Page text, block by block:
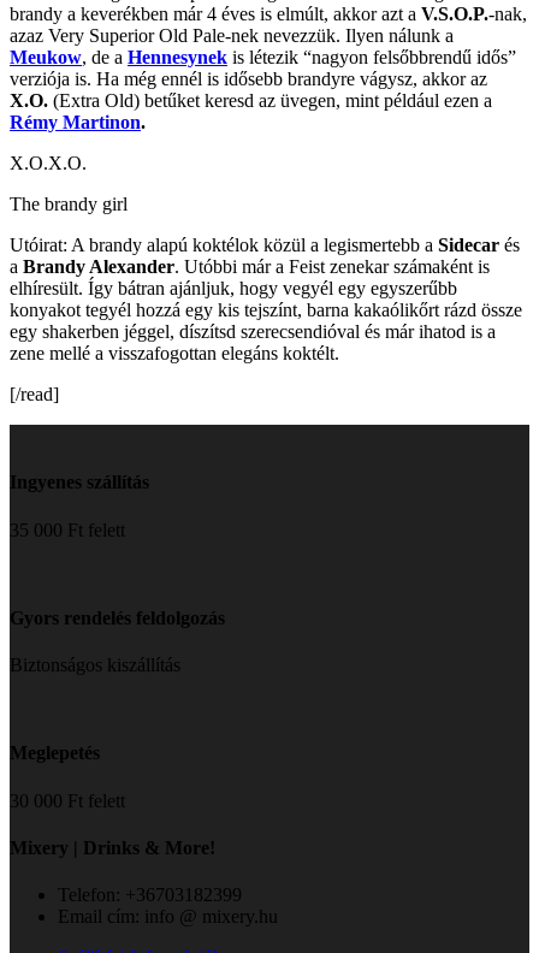
brandy a keverékben már 4 éves is elmúlt, akkor azt a V.S.O.P.-nak,
azaz Very Superior Old Pale-nek nevezzük. Ilyen nálunk a
Meukow, de a Hennesynek is létezik “nagyon felsőbbrendű idős”
verziója is. Ha még ennél is idősebb brandyre vágysz, akkor az
X.O. (Extra Old) betűket keresd az üvegen, mint például ezen a
Rémy Martinon.
X.O.X.O.
The brandy girl
Utóirat: A brandy alapú koktélok közül a legismertebb a Sidecar és
a Brandy Alexander. Utóbbi már a Feist zenekar számaként is
elhíresült. Így bátran ajánljuk, hogy vegyél egy egyszerűbb
konyakot tegyél hozzá egy kis tejszínt, barna kakaólikőrt rázd össze
egy shakerben jéggel, díszítsd szerecsendióval és már ihatod is a
zene mellé a visszafogottan elegáns koktélt.
[/read]
Ingyenes szállítás
35 000 Ft felett
Gyors rendelés feldolgozás
Biztonságos kiszállítás
Meglepetés
30 000 Ft felett
Mixery | Drinks & More!
Telefon: +36703182399
Email cím: info @ mixery.hu